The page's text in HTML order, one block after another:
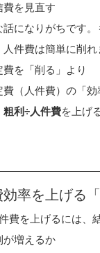
費を見直す
話になりがちです
人件費は簡単に削
費を「削る」より
費（人件費）の「効
粗利÷人件費を上げ
効率を上げる
費を上げるには、
が増えるか